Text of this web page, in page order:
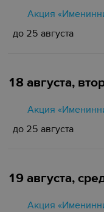
Акция
до 25 августа
18 августа,
Акция
до 25 августа
19 августа,
Акция